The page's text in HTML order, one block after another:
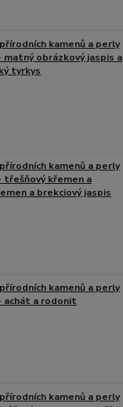
kamenů a perly
matný obrázkový jaspis a
tyrkys
kamenů a perly
třešňový křemen a
a brekciový jaspis
kamenů a perly
achát a rodonit
kamenů a perly